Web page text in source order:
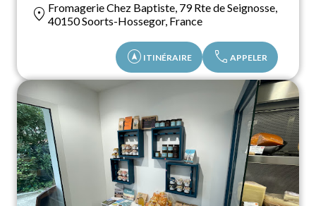
location_on Fromagerie Chez Baptiste, 79 Rte de Seignosse,
40150 Soorts-Hossegor, France
assistant_navigation ITINÉRAIRE call APPELER